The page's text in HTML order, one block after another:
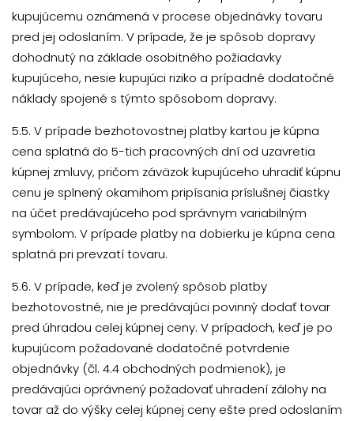
kupujúcemu oznámená v procese objednávky tovaru
pred jej odoslaním. V prípade, že je spôsob dopravy
dohodnutý na základe osobitného požiadavky
kupujúceho, nesie kupujúci riziko a prípadné dodatočné
náklady spojené s týmto spôsobom dopravy.
5.5. V prípade bezhotovostnej platby kartou je kúpna
cena splatná do 5-tich pracovných dní od uzavretia
kúpnej zmluvy, pričom záväzok kupujúceho uhradiť kúpnu
cenu je splnený okamihom pripísania príslušnej čiastky
na účet predávajúceho pod správnym variabilným
symbolom. V prípade platby na dobierku je kúpna cena
splatná pri prevzatí tovaru.
5.6. V prípade, keď je zvolený spôsob platby
bezhotovostné, nie je predávajúci povinný dodať tovar
pred úhradou celej kúpnej ceny. V prípadoch, keď je po
kupujúcom požadované dodatočné potvrdenie
objednávky (čl. 4.4 obchodných podmienok), je
predávajúci oprávnený požadovať uhradení zálohy na
tovar až do výšky celej kúpnej ceny ešte pred odoslaním